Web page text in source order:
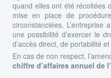
quand elles ont été récoltées
mise en place de
circonstanciées. L’entreprise
une possibilité d’exercer le
d’accès direct, de portabilité
En cas de non respect,
chiffre d’affaires annuel de